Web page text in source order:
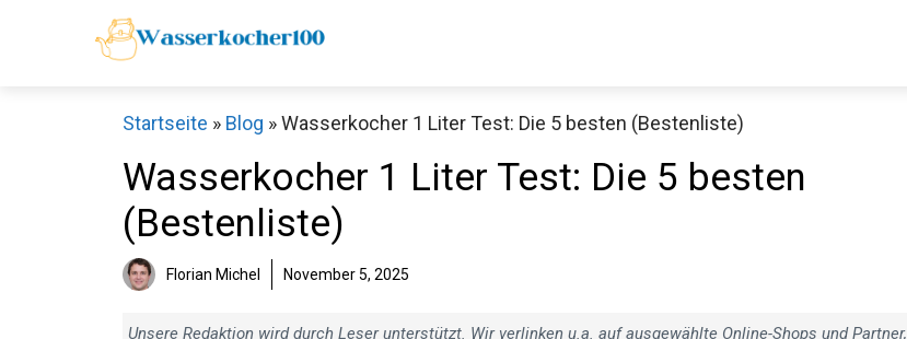
Startseite » Blog »Wasserkocher 1 Liter Test: Die 5 besten (Bestenliste)
Wasserkocher 1 Liter Test: Die 5 besten
(Bestenliste)
Florian Michel November 5, 2025
Unsere Redaktion wird durch Leser unterstützt. Wir verlinken u.a. auf ausgewählte Online-Shops und Partner,